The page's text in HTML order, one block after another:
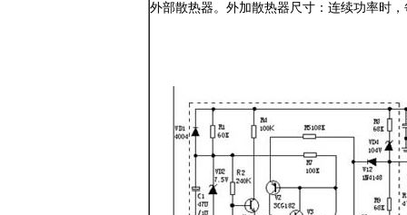
外部散热器。外加散热器尺寸：连续功率时